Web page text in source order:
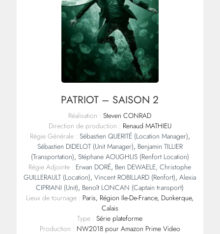
PATRIOT – SAISON 2
Réalisation : Steven CONRAD
Direction de production : Renaud MATHIEU
Régie Générale : Sébastien QUERITÉ(Location Manager),
Sébastien DIDELOT(Unit Manager), Benjamin TILLIER
(Transportation), Stéphane AOUGHLIS(Renfort Location)
Régie Adjointe : Erwan DORÉ, Ben DEWAELE,Christophe
GUILLERAULT (Location),Vincent ROBILLARD (Renfort),Alexia
CIPRIANI (Unit), Benoît LONCAN (Captain transport)
Lieux de tournage : Paris, Région Ile-De-France, Dunkerque,
Calais
Type : Série plateforme
Production : NW2018 pour Amazon Prime Video